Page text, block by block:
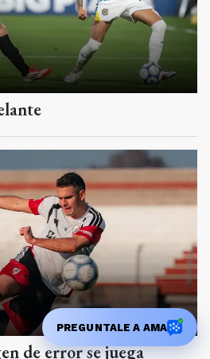
de error se juega
PREGUNTALE A AMA